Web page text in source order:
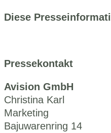
Diese
Pressekontakt
Avision GmbH
Christina Karl
Marketing
Bajuwarenring 14